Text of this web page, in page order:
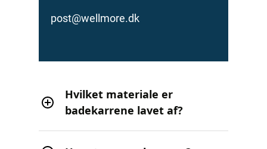
post@wellmore.dk
Hvilket materiale er
badekarrene lavet af?